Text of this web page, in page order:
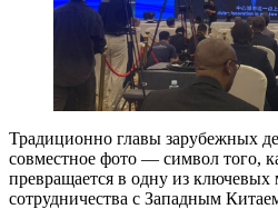
Традиционно главы зарубежных
совместное фото — символ того,
превращается в одну из
сотрудничества с Западным